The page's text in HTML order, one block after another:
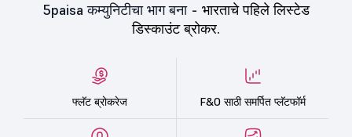
5paisa कम्युनिटीचा भाग बना - भारताचे पहिले लिस्टेड
डिस्काउंट ब्रोकर.
फ्लॅट ब्रोकरेज F&O साठी समर्पित प्लॅटफॉर्म